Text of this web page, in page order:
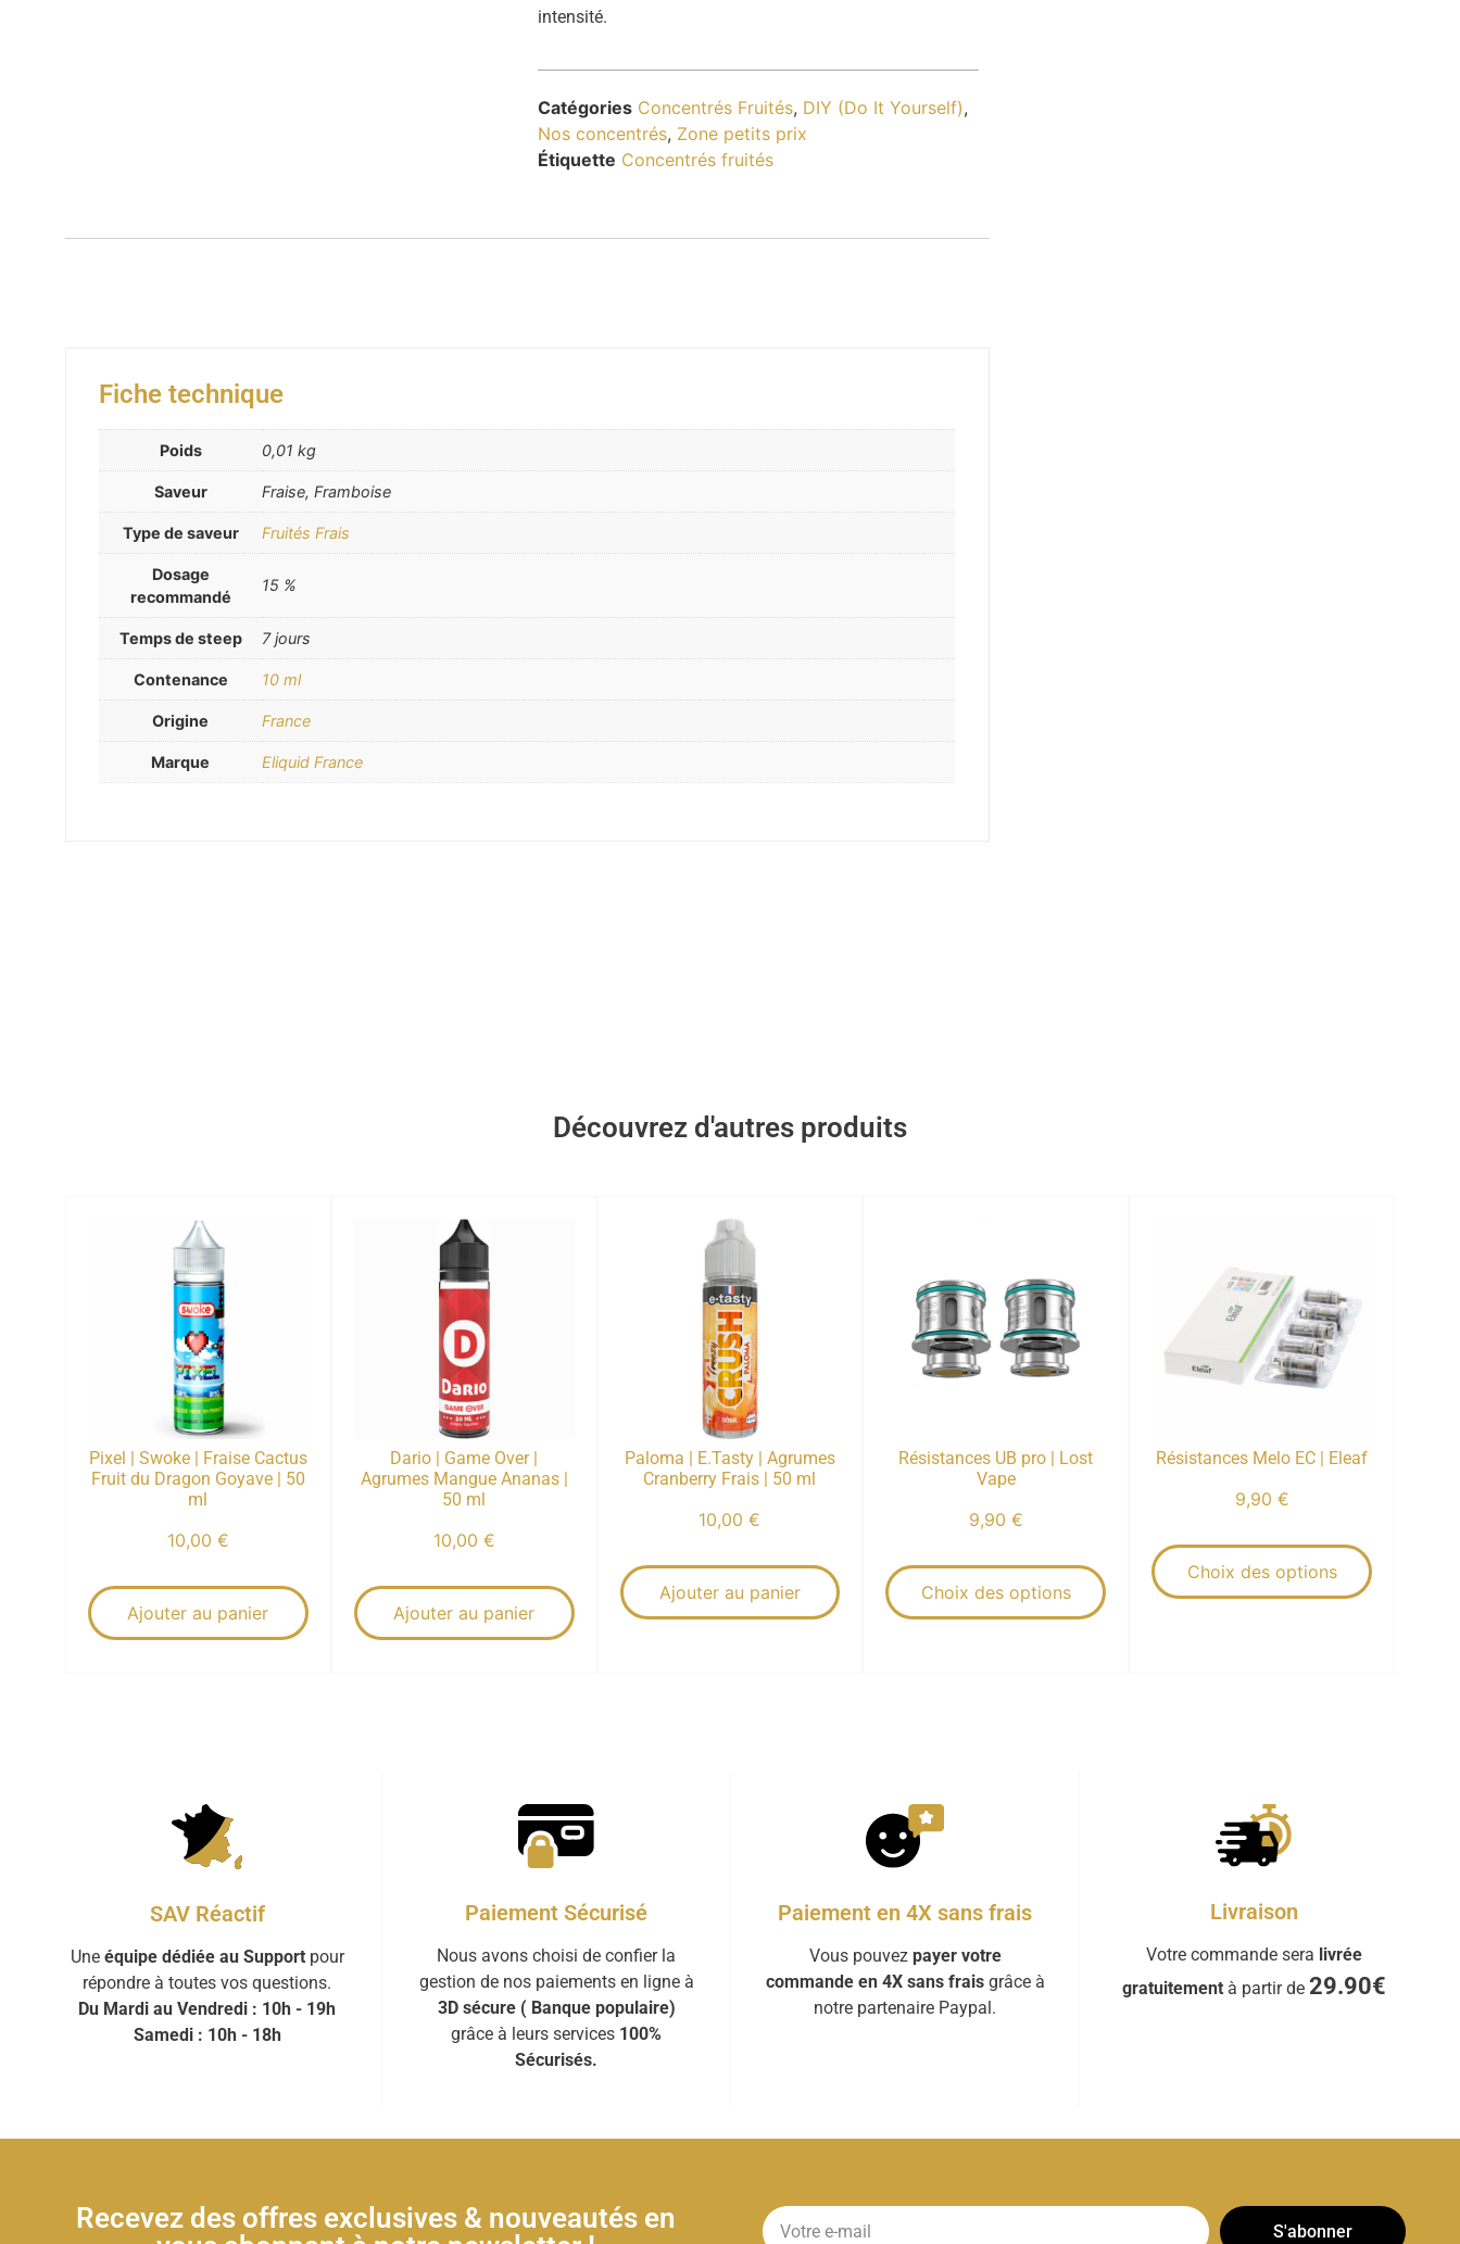
intensité.
Catégories Concentrés Fruités, DIY (Do It Yourself),
Nos concentrés, Zone petits prix
Étiquette Concentrés fruités
Fiche technique
Poids 0,01 kg
Saveur Fraise, Framboise
Type de saveur Fruités Frais
Dosage
recommandé
15 %
Temps de steep 7 jours
Contenance 10 ml
Origine France
Marque Eliquid France
Découvrez d'autres produits
Pixel | Swoke | Fraise Cactus
Fruit du Dragon Goyave | 50
ml
10,00 €
Ajouter au panier
Dario | Game Over |
Agrumes Mangue Ananas |
50 ml
10,00 €
Ajouter au panier
Paloma | E.Tasty | Agrumes
Cranberry Frais | 50 ml
10,00€
Ajouter au panier
Résistances UB pro | Lost
Vape
9,90 €
Choix des options
Résistances Melo EC | Eleaf
9,90 €
Choix des options
SAV Réactif
Une équipe dédiée au Supportpour
répondre à toutes vos questions.
Du Mardi au Vendredi : 10h - 19h
Samedi : 10h - 18h
Paiement Sécurisé
Nous avons choisi de confier la
gestion de nos paiements en ligne à
3D sécure ( Banque populaire)
grâce à leurs services 100%
Sécurisés.
Paiement en 4X sans frais
Vous pouvez payer votre
commande en 4X sans fraisgrâce à
notre partenaire Paypal.
Livraison
Votre commande sera livrée
gratuitementà partir de 29.90€
Recevez des offres exclusives & nouveautés en
S'abonner